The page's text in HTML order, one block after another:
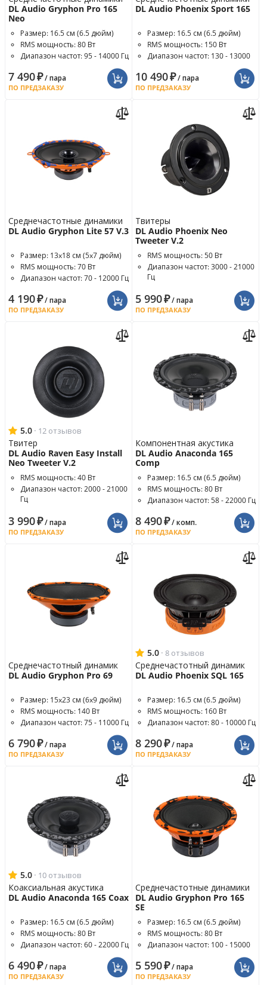
DL Audio Gryphon Pro 165
Neo
Размер: 16.5 см (6.5 дюйм)
RMS мощность: 80 Вт
Диапазон частот: 95 - 14000 Гц
7 490₽/ пара
ПО ПРЕДЗАКАЗУ
DL Audio Phoenix Sport 165
Размер: 16.5 см (6.5 дюйм)
RMS мощность: 150 Вт
Диапазон частот: 130 - 13000
10 490₽/ пара
ПО ПРЕДЗАКАЗУ
Среднечастотные динамики
DL Audio Gryphon Lite 57 V.3
Размер: 13x18 см (5x7 дюйм)
RMS мощность: 70 Вт
Диапазон частот: 70 - 12000 Гц
4 190₽/ пара
ПО ПРЕДЗАКАЗУ
Твитеры
DL Audio Phoenix Neo
Tweeter V.2
RMS мощность: 50 Вт
Диапазон частот: 3000 - 21000
Гц
Чувствительность: 102.8 дБ
5 990₽/ пара
ПО ПРЕДЗАКАЗУ
5.0 · 12 отзывов
Твитер
DL Audio Raven Easy Install
Neo Tweeter V.2
RMS мощность: 40 Вт
Диапазон частот: 2000 - 21000
Гц
Чувствительность: 101.7 дБ
3 990₽/ пара
ПО ПРЕДЗАКАЗУ
Компонентная акустика
DL Audio Anaconda 165
Comp
Размер: 16.5 см (6.5 дюйм)
RMS мощность: 80 Вт
Диапазон частот: 58 - 22000 Гц
8 490₽/ комп.
ПО ПРЕДЗАКАЗУ
Среднечастотный динамик
DL Audio Gryphon Pro 69
Размер: 15x23 см (6x9 дюйм)
RMS мощность: 140 Вт
Диапазон частот: 75 - 11000 Гц
6 790₽/ пара
ПО ПРЕДЗАКАЗУ
5.0 · 8 отзывов
Среднечастотный динамик
DL Audio Phoenix SQL 165
Размер: 16.5 см (6.5 дюйм)
RMS мощность: 160 Вт
Диапазон частот: 80 - 10000 Гц
8 290₽/ пара
ПО ПРЕДЗАКАЗУ
5.0 · 10 отзывов
Коаксиальная акустика
DL Audio Anaconda 165 Coax
Размер: 16.5 см (6.5 дюйм)
RMS мощность: 80 Вт
Диапазон частот: 60 - 22000 Гц
6 490₽/ пара
ПО ПРЕДЗАКАЗУ
Среднечастотные динамики
DL Audio Gryphon Pro 165
SE
Размер: 16.5 см (6.5 дюйм)
RMS мощность: 80 Вт
Диапазон частот: 100 - 15000
5 590₽/ пара
ПО ПРЕДЗАКАЗУ